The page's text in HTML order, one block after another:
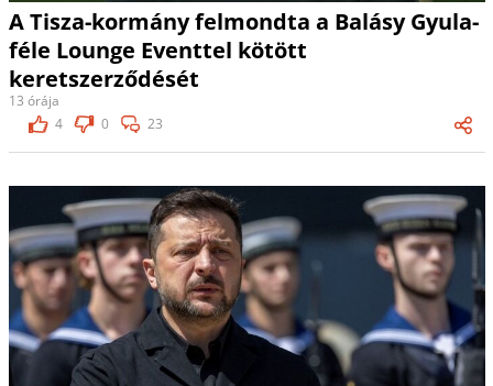
A Tisza-kormány felmondta a Balásy Gyula-
féle Lounge Eventtel kötött
keretszerződését
13 órája
4
0 23